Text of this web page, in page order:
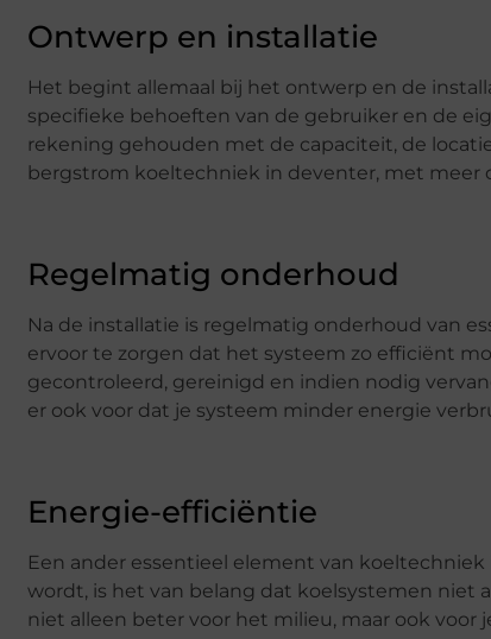
Ontwerp en installatie
Het begint allemaal bij het ontwerp en de
specifieke behoeften van de gebruiker en de
rekening gehouden met de capaciteit, de
bergstrom koeltechniek in deventer, met meer
Regelmatig onderhoud
Na de installatie is regelmatig onderhoud van
ervoor te zorgen dat het systeem zo efficiënt
gecontroleerd, gereinigd en indien nodig
er ook voor dat je systeem minder energie
Energie-efficiëntie
Een ander essentieel element van
wordt, is het van belang dat koelsystemen niet
niet alleen beter voor het milieu, maar ook